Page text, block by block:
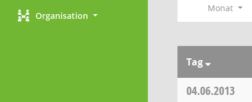
Organisation
Monat
Tag
04.06.2013